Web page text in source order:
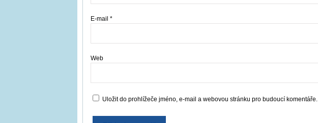
E-mail *
Web
Uložit do prohlížeče jméno, e-mail a webovou stránku pro budoucí komentáře.